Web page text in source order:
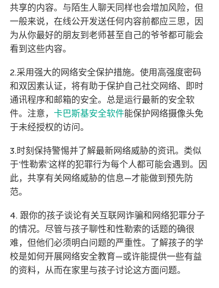
共享的内容。与陌生人聊天同样也会增加风险，但
一般来说，在线公开发送任何内容前都应三思，因
为从你最好的朋友到老师甚至自己的爷爷都可能会
看到这些内容。
2.采用强大的网络安全保护措施。使用高强度密码
和双因素认证，将有助于保护自己社交网络、即时
通讯程序和邮箱的安全。总是运行最新的安全软
件。注意， 卡巴斯基安全软件能保护网络摄像头免
于未经授权的访问。
3.时刻保持警惕并了解最新网络威胁的资讯。类似
于’性勒索’这样的犯罪行为每个人都可能会遇到。因
此，共享有关网络威胁的信息—才能做到预先防
范。
4. 跟你的孩子谈论有关互联网诈骗和网络犯罪分子
的情况。尽管与孩子聊性和性勒索的话题的确很
难，但他们必须明白问题的严重性。了解孩子的学
校是如何开展网络安全教育—或许能提供一些有益
的资料，从而在家里与孩子讨论这方面问题。